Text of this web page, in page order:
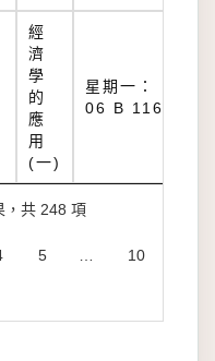
經
濟
學
的
應
用
(一)
星期一：
06 B 116
，共 248 項
5 10